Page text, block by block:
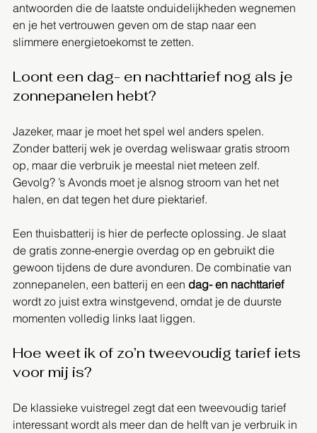
antwoorden die de laatste onduidelijkheden wegnemen
en je het vertrouwen geven om de stap naar een
slimmere energietoekomst te zetten.
Loont een dag- en nachttarief nog als je
zonnepanelen hebt?
Jazeker, maar je moet het spel wel anders spelen.
Zonder batterij wek je overdag weliswaar gratis stroom
op, maar die verbruik je meestal niet meteen zelf.
Gevolg? ’s Avonds moet je alsnog stroom van het net
halen, en dat tegen het dure piektarief.
Een thuisbatterij is hier de perfecte oplossing. Je slaat
de gratis zonne-energie overdag op en gebruikt die
gewoon tijdens de dure avonduren. De combinatie van
zonnepanelen, een batterij en een dag- en nachttarief
wordt zo juist extra winstgevend, omdat je de duurste
momenten volledig links laat liggen.
Hoe weet ik of zo’n tweevoudig tarief iets
voor mij is?
De klassieke vuistregel zegt dat een tweevoudig tarief
interessant wordt als meer dan de helft van je verbruik in